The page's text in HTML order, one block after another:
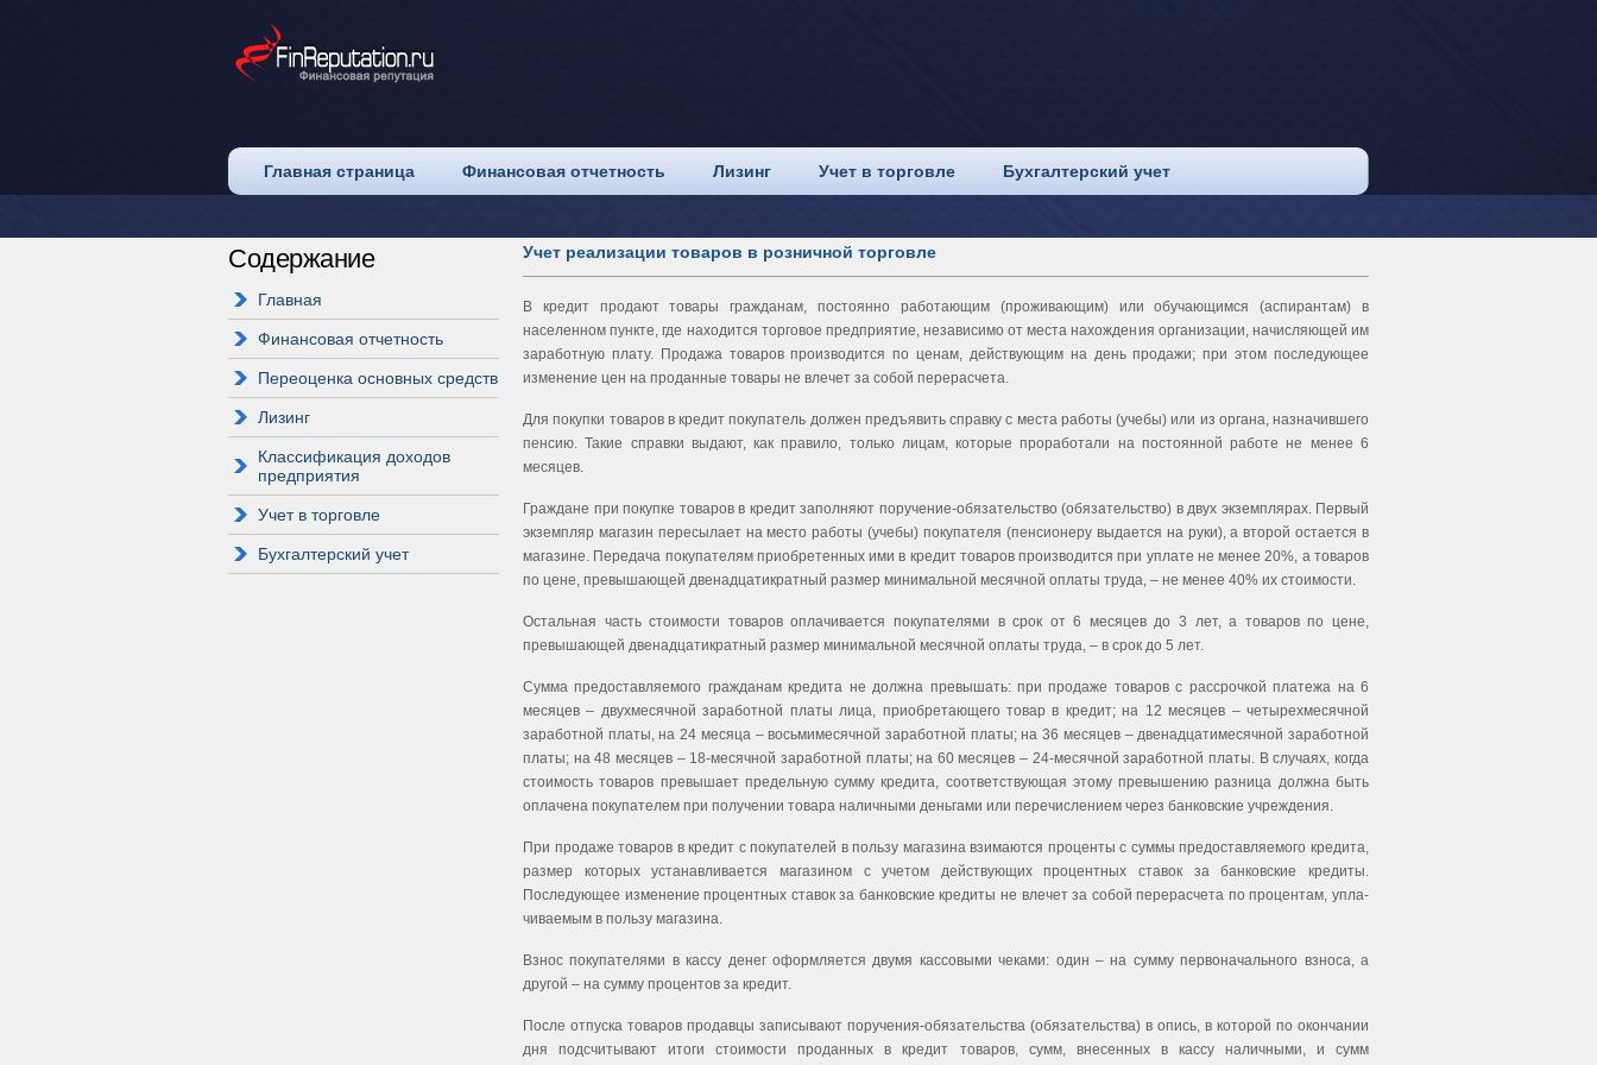
Главная страница Финансовая отчетность Лизинг Учет в торговле Бухгалтерский учет
Содержание
Главная
Финансовая отчетность
Переоценка основных средств
Лизинг
Классификация доходов
предприятия
Учет в торговле
Бухгалтерский учет
Учет реализации товаров в розничной торговле
В кредит продают товары гражданам, постоянно работающим (прожи­вающим) или обучающимся (аспирантам) в
населенном пункте, где на­ходится торговое предприятие, независимо от места нахождения органи­зации, начисляющей им
заработную плату. Продажа товаров производится по ценам, действующим на день про­дажи; при этом последующее
изменение цен на проданные товары не влечет за собой перерасчета.
Для покупки товаров в кредит покупатель должен предъявить справку с места работы (учебы) или из органа, назначившего
пенсию. Такие справки выдают, как правило, только лицам, которые проработали на постоянной работе не менее 6
месяцев.
Граждане при покупке товаров в кредит заполняют поручение-обяза­тельство (обязательство) в двух экземплярах. Первый
экземп­ляр магазин пересылает на место работы (учебы) покупателя (пенсионеру выдается на руки), а второй остается в
магазине. Передача покупателям приобретенных ими в кредит товаров производится при уплате не менее 20%, а товаров
по цене, превышающей двенадцатикратный размер ми­нимальной месячной оплаты труда, – не менее 40% их стоимости.
Остальная часть стоимости товаров оплачивается покупателями в срок от 6 месяцев до 3 лет, а товаров по цене,
превышающей двенадцатикратный размер минимальной месячной оплаты труда, – в срок до 5 лет.
Сумма предоставляемого гражданам кредита не должна превышать: при продаже товаров с рассрочкой платежа на 6
месяцев – двухмесячной заработной платы лица, приобретающего товар в кредит; на 12 месяцев – четырехмесячной
заработной платы, на 24 месяца – восьмимесячной заработной платы; на 36 месяцев – двенадцатимесячной заработной
платы; на 48 месяцев – 18-месячной заработной платы; на 60 месяцев – 24-месячной заработной платы. В случаях, когда
стоимость товаров превышает предельную сумму кредита, соответствующая этому превышению разница должна быть
оплачена покупателем при получении товара наличными деньгами или перечислением через банковские учреждения.
При продаже товаров в кредит с покупателей в пользу магазина взи­маются проценты с суммы предоставляемого кредита,
размер которых устанавливается магазином с учетом действующих процентных ставок за банковские кредиты.
Последующее изменение процентных ставок за банковские кредиты не влечет за собой перерасчета по процентам, упла­
чиваемым в пользу магазина.
Взнос покупателями в кассу денег оформляется двумя кассовыми че­ками: один – на сумму первоначального взноса, а
другой – на сумму процентов за кредит.
После отпуска товаров продавцы записывают поручения-обязательства (обязательства) в опись, в которой по окончании
дня подсчитывают итоги стоимости проданных в кредит товаров, сумм, внесенных в кассу наличными, и сумм